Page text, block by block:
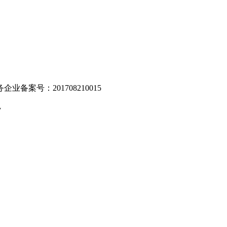
业备案号：201708210015